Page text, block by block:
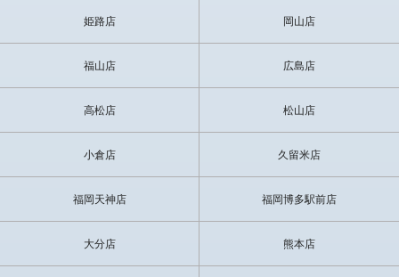
姫路店 岡山店
福山店 広島店
高松店 松山店
小倉店 久留米店
福岡天神店 福岡博多駅前店
大分店 熊本店